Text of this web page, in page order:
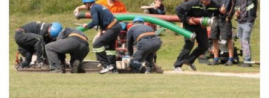
ON-LINE KATALOG
WEBOVÁ KAMERA